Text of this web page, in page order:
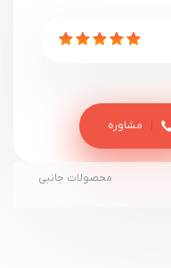
مشاوره
محصولات جانبی